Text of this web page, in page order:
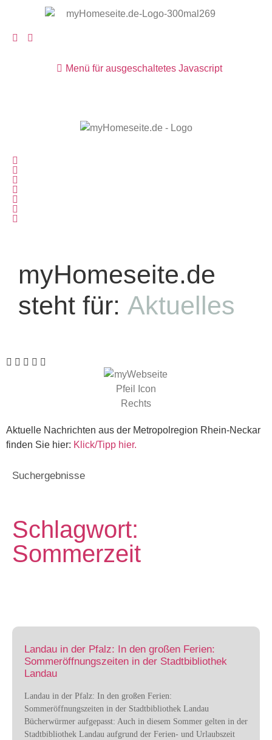
Menü für ausgeschaltetes Javascript
myHomeseite.de
steht für: Aktuelles
Aktuelle Nachrichten aus der Metropolregion Rhein-Neckar
finden Sie hier: Klick/Tipp hier.
Suchergebnisse
Schlagwort:
Sommerzeit
Landau in der Pfalz: In den großen Ferien:
Sommeröffnungszeiten in der Stadtbibliothek
Landau
Landau in der Pfalz: In den großen Ferien:
Sommeröffnungszeiten in der Stadtbibliothek Landau
Bücherwürmer aufgepasst: Auch in diesem Sommer gelten in der
Stadtbibliothek Landau aufgrund der Ferien- und Urlaubszeit